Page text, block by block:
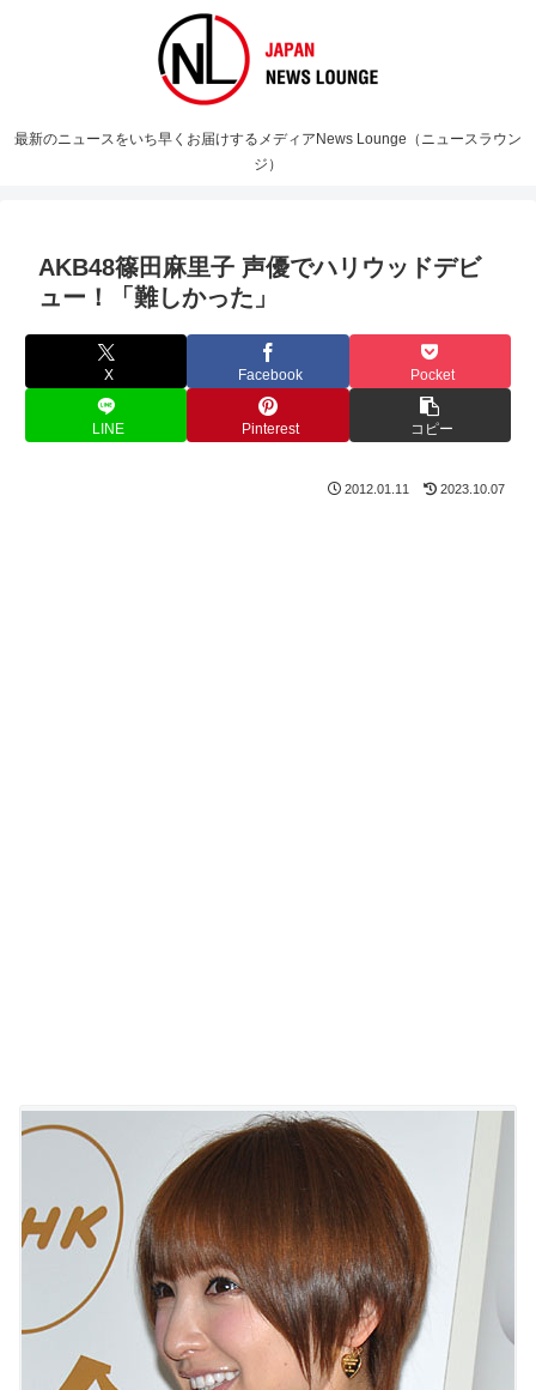
最新のニュースをいち早くお届けするメディアNews Lounge（ニュースラウン
ジ）
AKB48篠田麻里子 声優でハリウッドデビ
ュー！「難しかった」
X Facebook Pocket
LINE Pinterest コピー
2012.01.11 2023.10.07